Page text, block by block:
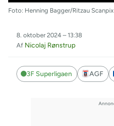
Foto: Henning Bagger/Ritzau Scanpix
8. oktober 2024 – 13:38
Af Nicolaj Rønstrup
3F Superligaen AGF